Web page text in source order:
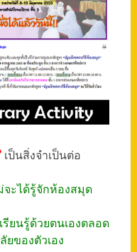
เป็นสิ่งจำเป็นต่อ
จะได้รู้จักห้องสมุด
ยนรู้ด้วยตนเองตลอด
ยของตัวเอง